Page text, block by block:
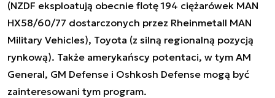
(NZDF eksploatują obecnie flotę 194 ciężarówek MAN
HX58/60/77 dostarczonych przez Rheinmetall MAN
Military Vehicles), Toyota (z silną regionalną pozycją
rynkową). Także amerykańscy potentaci, w tym AM
General, GM Defense i Oshkosh Defense mogą być
zainteresowani tym program.